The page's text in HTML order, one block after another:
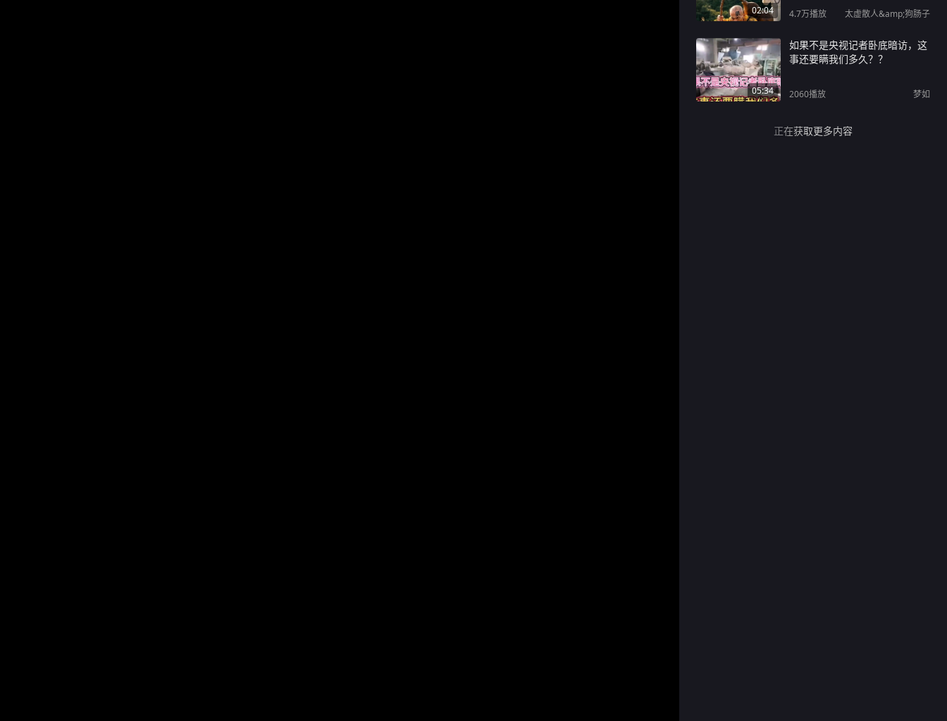
02:04 4.7万播放 太虚散人&amp;狗肠子
05:34
如果不是央视记者卧底暗访，这
事还要瞒我们多久？？
2060播放 梦如
正在获取更多内容